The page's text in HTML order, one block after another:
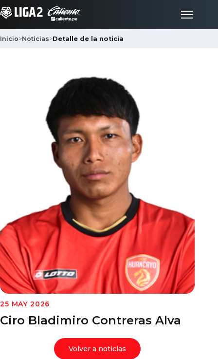
Posiciones
Documentos
Inicio>Noticias>Detalle de la noticia
25 MAY 2026
Ciro Bladimiro Contreras Alva
Volver a noticias